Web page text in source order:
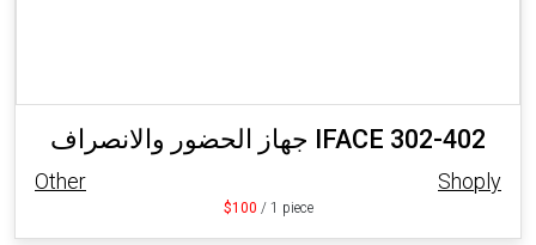
جهاز الحضور والانصراف IFACE 302-402
Other Shoply
$100 / 1 piece